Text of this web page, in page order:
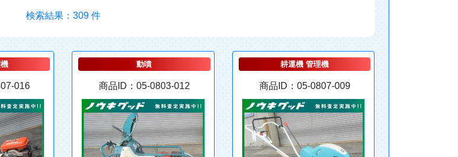
検索結果：309 件
016
動噴
商品ID：05-0803-012
耕運機 管理機
商品ID：05-0807-009